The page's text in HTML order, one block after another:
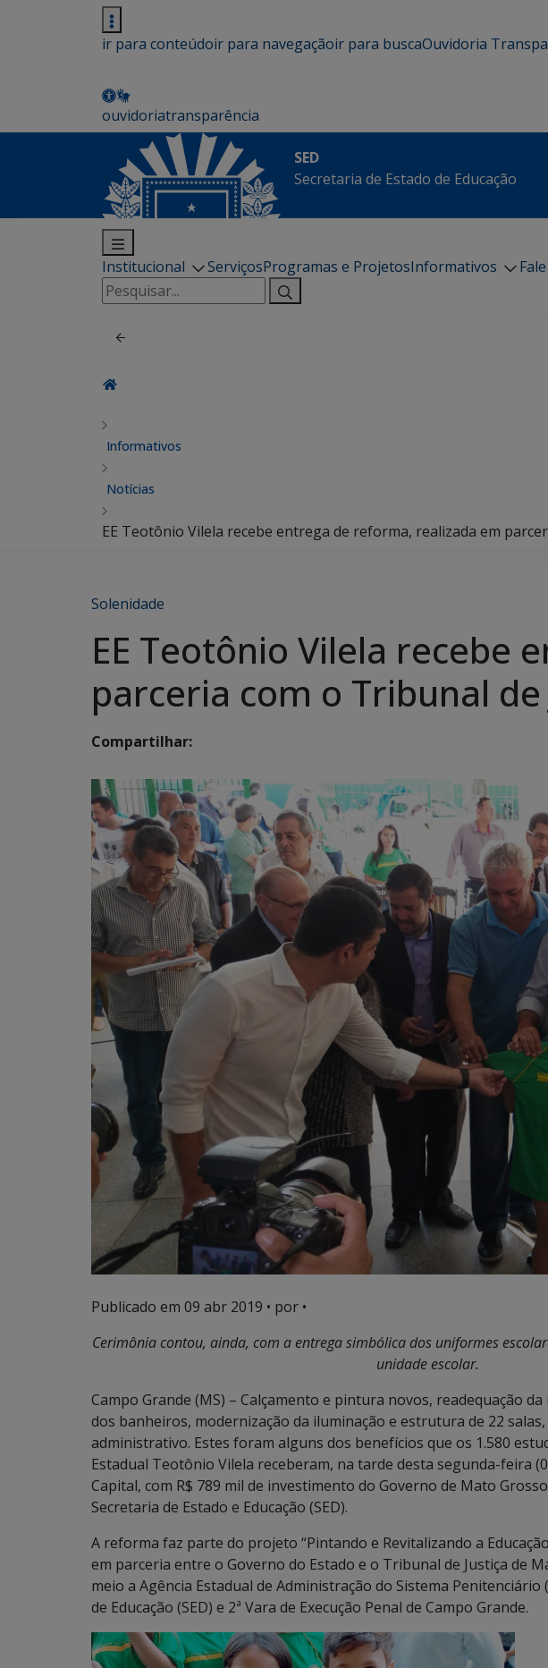
ir para conteúdoir para navegaçãoir para buscaOuvidoria
ouvidoriatransparência
SED
Secretaria de Estado de Educação
Institucional ServiçosProgramas e ProjetosInformativos
Pesquisar
por:
Informativos
Notícias
EE Teotônio Vilela recebe entrega de reforma, realizada em
Solenidade
EE Teotônio Vilela recebe
parceria com o Tribunal de
Compartilhar:
Publicado em 09 abr 2019 • por •
Cerimônia contou, ainda, com a entrega simbólica dos uniformes
unidade escolar.
Campo Grande (MS) – Calçamento e pintura novos, readequação
dos banheiros, modernização da iluminação e estrutura de 22
administrativo. Estes foram alguns dos benefícios que os 1.580
Estadual Teotônio Vilela receberam, na tarde desta segunda-feira
Capital, com R$ 789 mil de investimento do Governo de Mato
Secretaria de Estado e Educação (SED).
A reforma faz parte do projeto “Pintando e Revitalizando a
em parceria entre o Governo do Estado e o Tribunal de Justiça de
meio a Agência Estadual de Administração do Sistema Penitenciário
de Educação (SED) e 2ª Vara de Execução Penal de Campo Grande.